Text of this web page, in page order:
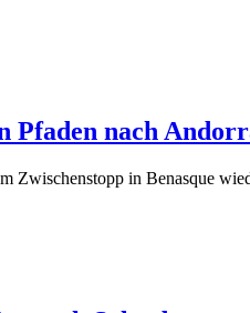
Pfaden nach
Zwischenstopp in Benasque